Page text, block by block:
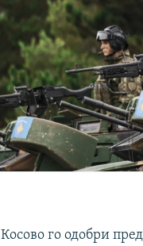
го одобри